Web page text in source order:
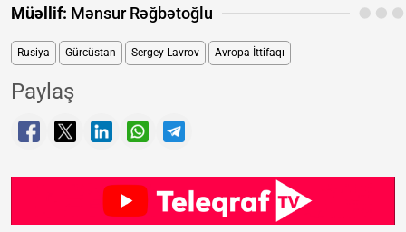
Müəllif: Mənsur Rəğbətoğlu
Rusiya Gürcüstan Sergey Lavrov Avropa İttifaqı
Paylaş